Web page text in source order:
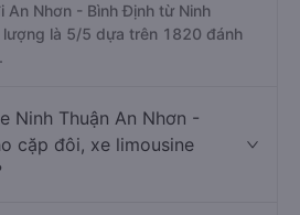
đi Ninh Thuận An Nhơn - Bình
sắc, cao cấp nhất là nhà xe
là 5/5 dựa trên 1820 đánh